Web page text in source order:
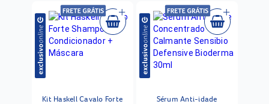
Kit Haskell Cavalo Forte
Sérum Anti-idade